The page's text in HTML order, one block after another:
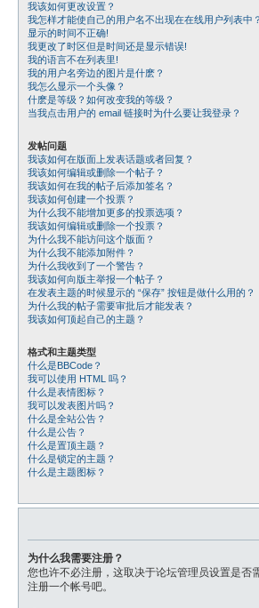
我该如何更改设置？
我怎样才能使自己的用户名不出现在在线用户列表中？
显示的时间不正确!
我更改了时区但是时间还是显示错误!
我的语言不在列表里!
我的用户名旁边的图片是什麽？
我怎么显示一个头像？
什麽是等级？如何改变我的等级？
当我点击用户的 email 链接时为什么要让我登录？
发帖问题
我该如何在版面上发表话题或者回复？
我该如何编辑或删除一个帖子？
我该如何在我的帖子后添加签名？
我该如何创建一个投票？
为什么我不能增加更多的投票选项？
我该如何编辑或删除一个投票？
为什么我不能访问这个版面？
为什么我不能添加附件？
为什么我收到了一个警告？
我该如何向版主举报一个帖子？
在发表主题的时候显示的 “保存” 按钮是做什么用的？
为什么我的帖子需要审批后才能发表？
我该如何顶起自己的主题？
格式和主题类型
什么是BBCode？
我可以使用 HTML 吗？
什么是表情图标？
我可以发表图片吗？
什么是全站公告？
什么是公告？
什么是置顶主题？
什么是锁定的主题？
什么是主题图标？
为什么我需要注册？
您也许不必注册，这取决于论坛管理员设置是
注册一个帐号吧。